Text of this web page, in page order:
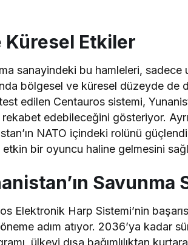
Küresel Etkiler
sanayindeki bu hamleleri,
bölgesel ve küresel düzeyde de
edilen Centauros sistemi,
rekabet edebileceğini gösteriyor.
NATO içindeki rolünü
bir oyuncu haline gelmesini
Elektronik Harp Sistemi’nin
adım atıyor. 2036’ya kadar
ülkeyi dışa bağımlılıktan